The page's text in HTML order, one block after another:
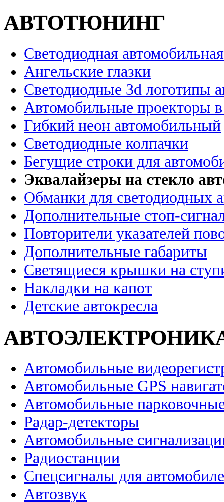
АВТОТЮНИНГ
Светодиодная
Ангельские глазки
Светодиодные 3d логотипы
Автомобильные проекторы
Гибкий неон автомобильный
Светодиодные колпачки
Бегущие строки для
Эквалайзеры на стекло
Обманки для светодиодных
Дополнительные стоп-
Повторители указателей
Дополнительные габариты
Светящиеся крышки на
Накладки на капот
Детские автокресла
Автомобильные
Автомобильные GPS
Автомобильные
Радар-детекторы
Автомобильные
Радиостанции
Спецсигналы для
Автозвук